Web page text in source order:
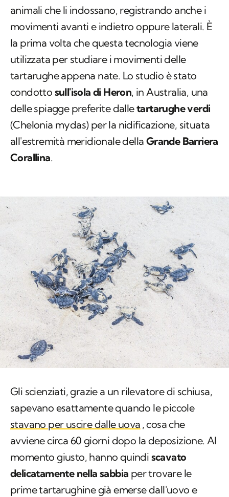
animali che li indossano, registrando anche i
movimenti avanti e indietro oppure laterali. È
la prima volta che questa tecnologia viene
utilizzata per studiare i movimenti delle
tartarughe appena nate. Lo studio è stato
condotto sull'isola di Heron, in Australia, una
delle spiagge preferite dalletartarughe verdi
(Chelonia mydas) per la nidificazione, situata
all'estremità meridionale della Grande Barriera
Corallina.
Gli scienziati, grazie a un rilevatore di schiusa,
sapevano esattamente quando le piccole
stavano per uscire dalle uova , cosa che
avviene circa 60 giorni dopo la deposizione. Al
momento giusto, hanno quindi scavato
delicatamente nella sabbia per trovare le
prime tartarughine già emerse dall'uovo e